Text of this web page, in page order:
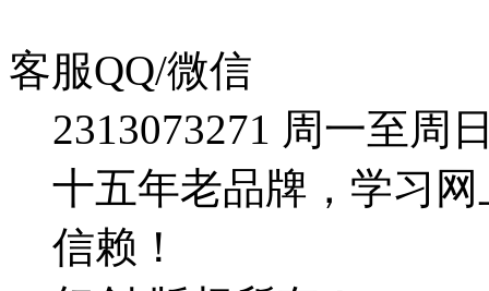
客服QQ/微信
2313073271 周一至周
十五年老品牌，学习
信赖！